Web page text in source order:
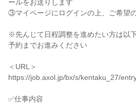
ールをお送りします
③マイページにログインの上、ご希望
※先んじて日程調整を進めたい方は以
予約までお進みください
＜URL＞
https://job.axol.jp/bx/s/kentaku_27/
✅仕事内容